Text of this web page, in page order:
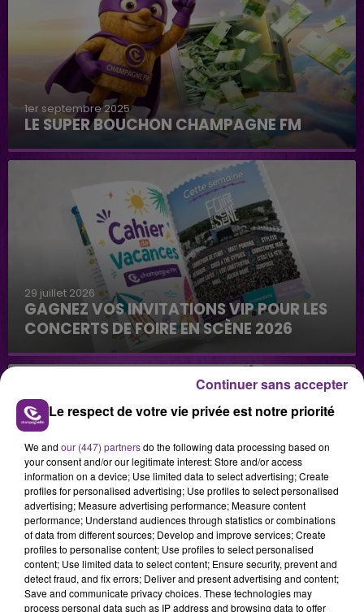
1er septembre 2025
LE SUPER BOUCHON CHAMPAGNE FM
29 juillet 2026
GAGNEZ VOS INVITATIONS VIP POUR LES
CONCERTS DE FOIRE EN SCÈNE 2026
29 juillet 2026
GAGNEZ VOTRE SÉJOUR AU CENTER
PARCS DU LAC D’AILETTE AVEC
CHAMPAGNE FM
LES PODCASTS
Le respect de votre vie privée est notre priorité
We and our (447) partnersdo the following data processing based on
your consent and/or our legitimate interest: Store and/or access
information on a device; Use limited data to select advertising; Create
profiles for personalised advertising; Use profiles to select personalised
advertising; Measure advertising performance; Measure content
performance; Understand audiences through statistics or combinations
of data from different sources; Develop and improve services; Create
profiles to personalise content; Use profiles to select personalised
content; Use limited data to select content; Ensure security, prevent and
detect fraud, and fix errors; Deliver and present advertising and content;
Save and communicate privacy choices. These technologies may
process personal data such as IP address and browsing data to offer
Continuer sans accepter